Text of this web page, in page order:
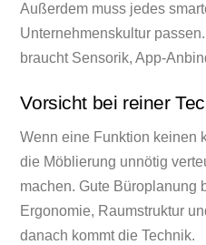
Außerdem muss jedes
Unternehmenskultur
braucht Sensorik, App-
Vorsicht bei reiner
Wenn eine Funktion keinen
die Möblierung unnötig
machen. Gute Büroplanung
Ergonomie, Raumstruktur
danach kommt die Technik.